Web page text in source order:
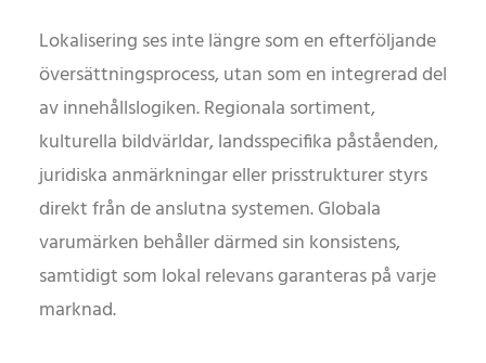
Lokalisering ses inte längre som en efterföljande
översättningsprocess, utan som en integrerad del
av innehållslogiken. Regionala sortiment,
kulturella bildvärldar, landsspecifika påståenden,
juridiska anmärkningar eller prisstrukturer styrs
direkt från de anslutna systemen. Globala
varumärken behåller därmed sin konsistens,
samtidigt som lokal relevans garanteras på varje
marknad.